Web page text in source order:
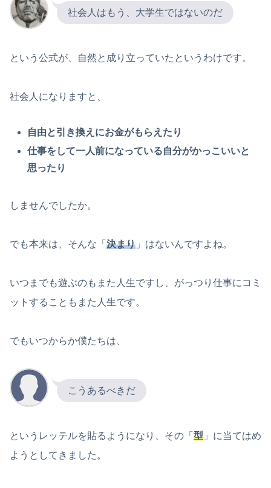
社会人はもう、大学生ではないのだ
という公式が、自然と成り立っていたというわけです。
社会人になりますと、
自由と引き換えにお金がもらえたり
仕事をして一人前になっている自分がかっこいいと
思ったり
しませんでしたか。
でも本来は、そんな「 決まり 」はないんですよね。
いつまでも遊ぶのもまた人生ですし、がっつり仕事にコミ
ットすることもまた人生です。
でもいつからか僕たちは、
こうあるべきだ
というレッテルを貼るようになり、その「 型 」に当てはめ
ようとしてきました。